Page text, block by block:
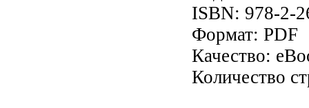
ISBN: 978-2-
Формат: PDF
Качество:
Количество